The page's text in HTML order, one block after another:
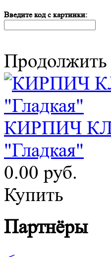
Введите код с картинки:
Продолжить
КИРПИЧ
"Гладкая"
0.00 руб.
Купить
Партнёры